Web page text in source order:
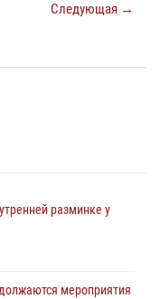
Следующая →
разминке у
мероприятия